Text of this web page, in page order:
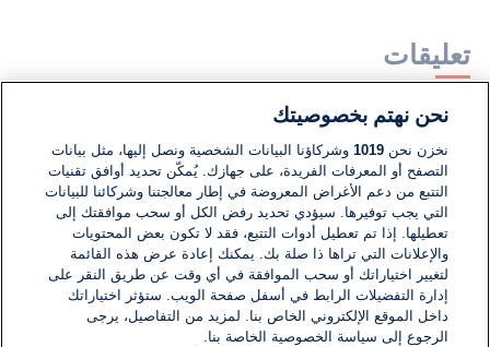
تعليقات
لا توجد تعليقات مكتوبة حتى الآن. كن الأول!
اكتب تعليقًا جديدًا ...
نحن نهتم بخصوصيتك
نخزن نحن1019 وشركاؤنا البيانات الشخصية ونصل إليها، مثل بيانات
التصفح أو المعرفات الفريدة، على جهازك. يُمكّن تحديد أوافق تقنيات
التتبع من دعم الأغراض المعروضة في إطار معالجتنا وشركائنا للبيانات
التي يجب توفيرها. سيؤدي تحديد رفض الكل أو سحب موافقتك إلى
تعطيلها. إذا تم تعطيل أدوات التتبع، فقد لا تكون بعض المحتويات
والإعلانات التي تراها ذا صلة بك. يمكنك إعادة عرض هذه القائمة
لتغيير اختياراتك أو سحب الموافقة في أي وقت عن طريق النقر على
إدارة التفضيلات الرابط في أسفل صفحة الويب. ستؤثر اختياراتك
داخل الموقع الإلكتروني الخاص بنا. لمزيد من التفاصيل، يرجى
الرجوع إلى سياسة الخصوصية الخاصة بنا.